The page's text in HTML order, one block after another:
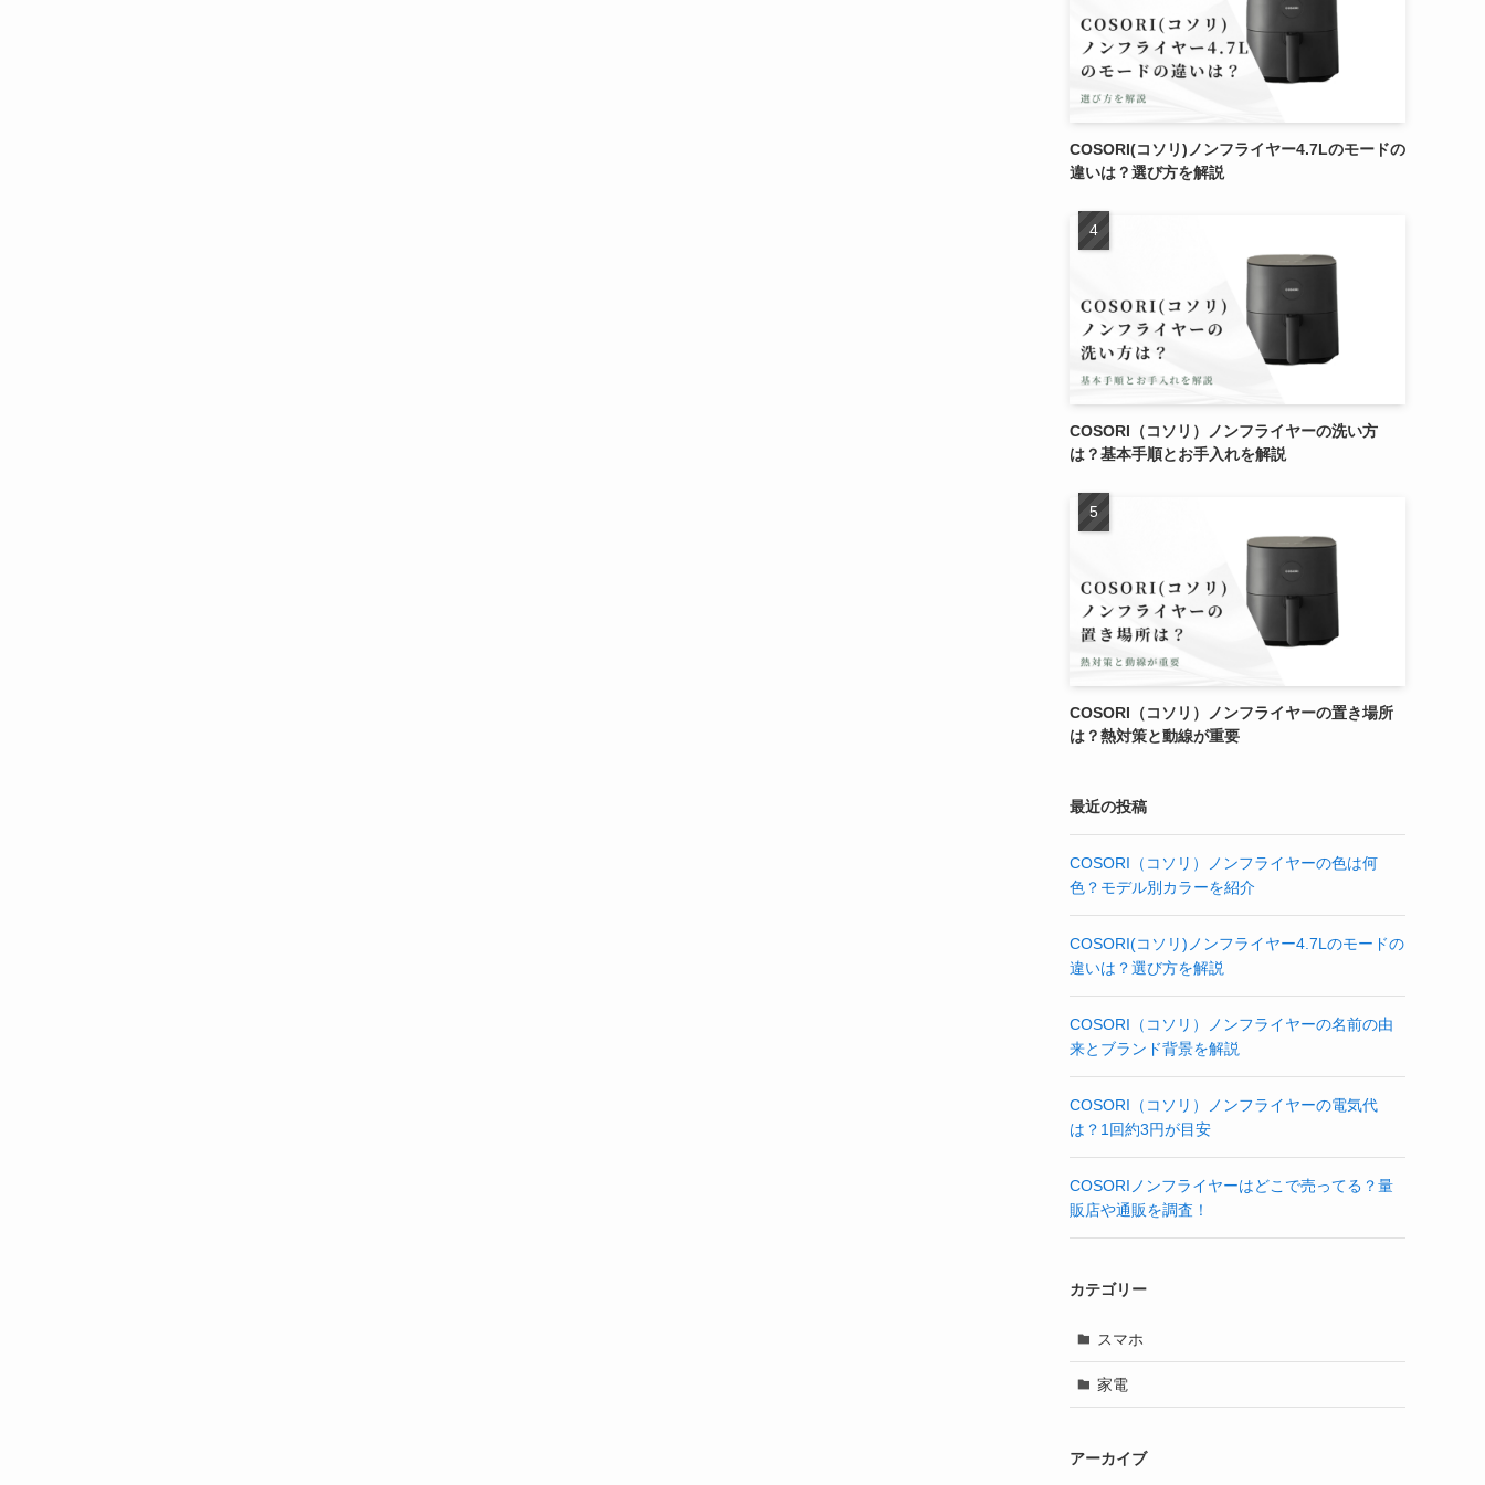
COSORI(コソリ)ノンフライヤー4.7Lのモードの
違いは？選び方を解説
COSORI（コソリ）ノンフライヤーの洗い方
は？基本手順とお手入れを解説
COSORI（コソリ）ノンフライヤーの置き場所
は？熱対策と動線が重要
最近の投稿
COSORI（コソリ）ノンフライヤーの色は何
色？モデル別カラーを紹介
COSORI(コソリ)ノンフライヤー4.7Lのモードの
違いは？選び方を解説
COSORI（コソリ）ノンフライヤーの名前の由
来とブランド背景を解説
COSORI（コソリ）ノンフライヤーの電気代
は？1回約3円が目安
COSORIノンフライヤーはどこで売ってる？量
販店や通販を調査！
カテゴリー
スマホ
家電
アーカイブ